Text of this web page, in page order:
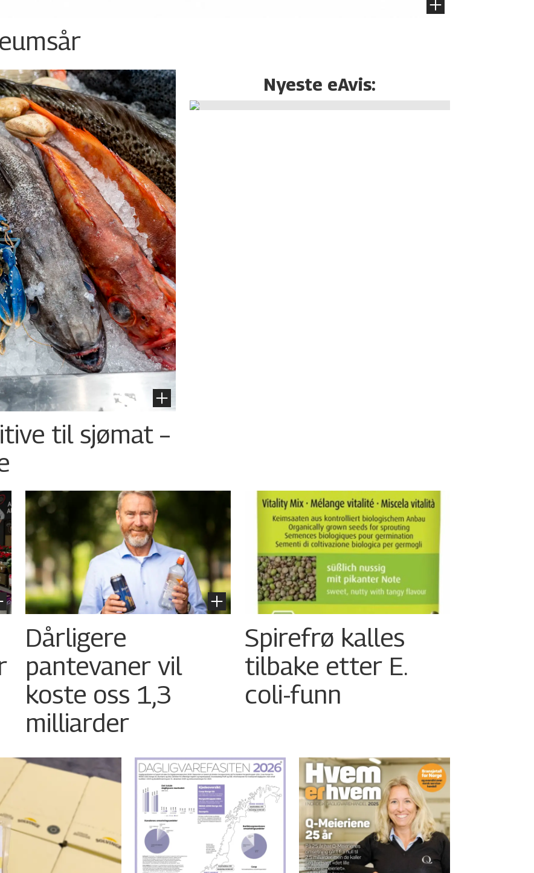
til sjømat –
Nyeste eAvis:
Dårligere
pantevaner vil
koste oss 1,3
milliarder
Spirefrø kalles
tilbake etter E.
coli-funn